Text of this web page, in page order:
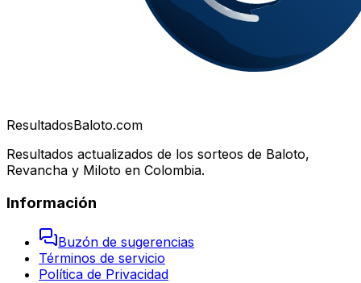
ResultadosBaloto.com
Resultados actualizados de los sorteos de Baloto,
Revancha y Miloto en Colombia.
Información
Buzón de sugerencias
Términos de servicio
Política de Privacidad